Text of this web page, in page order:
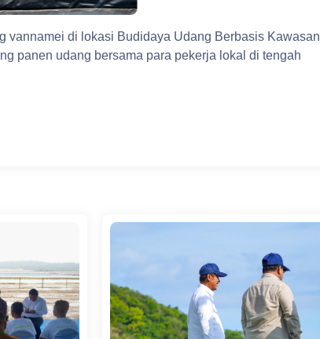
vannamei di lokasi Budidaya Udang Berbasis Kawasan
panen udang bersama para pekerja lokal di tengah